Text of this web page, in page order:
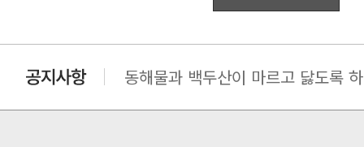
동해물과 백두산이 마르고 닳도록